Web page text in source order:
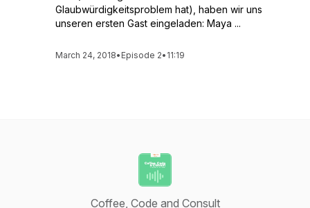
Glaubwürdigkeitsproblem hat), haben wir uns
unseren ersten Gast eingeladen: Maya ...
March 24, 2018• Episode 2• 11:19
Coffee, Code and Consult